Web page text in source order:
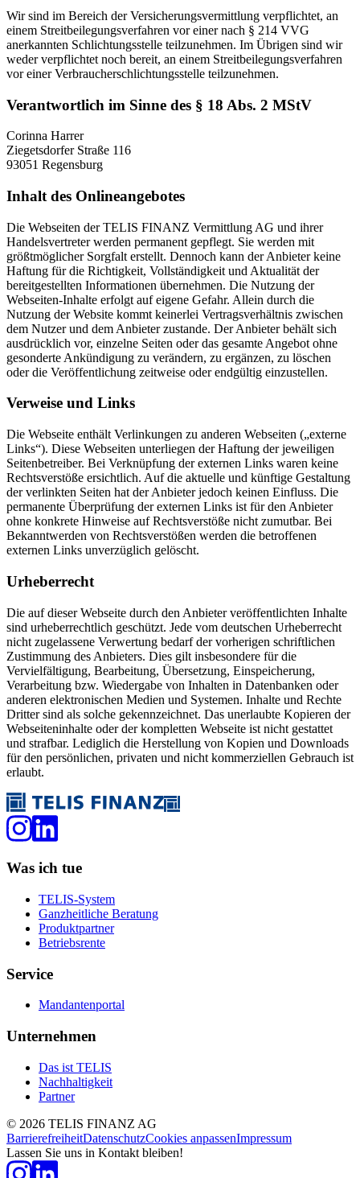
Wir sind im Bereich der Versicherungsvermittlung verpflichtet, an
einem Streitbeilegungsverfahren vor einer nach § 214 VVG
anerkannten Schlichtungsstelle teilzunehmen. Im Übrigen sind wir
weder verpflichtet noch bereit, an einem Streitbeilegungsverfahren
vor einer Verbraucherschlichtungsstelle teilzunehmen.
Verantwortlich im Sinne des § 18 Abs. 2 MStV
Corinna Harrer
Ziegetsdorfer Straße 116
93051 Regensburg
Inhalt des Onlineangebotes
Die Webseiten der TELIS FINANZ Vermittlung AG und ihrer
Handelsvertreter werden permanent gepflegt. Sie werden mit
größtmöglicher Sorgfalt erstellt. Dennoch kann der Anbieter keine
Haftung für die Richtigkeit, Vollständigkeit und Aktualität der
bereitgestellten Informationen übernehmen. Die Nutzung der
Webseiten-Inhalte erfolgt auf eigene Gefahr. Allein durch die
Nutzung der Website kommt keinerlei Vertragsverhältnis zwischen
dem Nutzer und dem Anbieter zustande. Der Anbieter behält sich
ausdrücklich vor, einzelne Seiten oder das gesamte Angebot ohne
gesonderte Ankündigung zu verändern, zu ergänzen, zu löschen
oder die Veröffentlichung zeitweise oder endgültig einzustellen.
Verweise und Links
Die Webseite enthält Verlinkungen zu anderen Webseiten („externe
Links“). Diese Webseiten unterliegen der Haftung der jeweiligen
Seitenbetreiber. Bei Verknüpfung der externen Links waren keine
Rechtsverstöße ersichtlich. Auf die aktuelle und künftige Gestaltung
der verlinkten Seiten hat der Anbieter jedoch keinen Einfluss. Die
permanente Überprüfung der externen Links ist für den Anbieter
ohne konkrete Hinweise auf Rechtsverstöße nicht zumutbar. Bei
Bekanntwerden von Rechtsverstößen werden die betroffenen
externen Links unverzüglich gelöscht.
Urheberrecht
Die auf dieser Webseite durch den Anbieter veröffentlichten Inhalte
sind urheberrechtlich geschützt. Jede vom deutschen Urheberrecht
nicht zugelassene Verwertung bedarf der vorherigen schriftlichen
Zustimmung des Anbieters. Dies gilt insbesondere für die
Vervielfältigung, Bearbeitung, Übersetzung, Einspeicherung,
Verarbeitung bzw. Wiedergabe von Inhalten in Datenbanken oder
anderen elektronischen Medien und Systemen. Inhalte und Rechte
Dritter sind als solche gekennzeichnet. Das unerlaubte Kopieren der
Webseiteninhalte oder der kompletten Webseite ist nicht gestattet
und strafbar. Lediglich die Herstellung von Kopien und Downloads
für den persönlichen, privaten und nicht kommerziellen Gebrauch ist
erlaubt.
Was ich tue
TELIS-System
Ganzheitliche Beratung
Produktpartner
Betriebsrente
Service
Mandantenportal
Unternehmen
Das ist TELIS
Nachhaltigkeit
Partner
© 2026 TELIS FINANZ AG
BarrierefreiheitDatenschutzCookies anpassenImpressum
Lassen Sie uns in Kontakt bleiben!